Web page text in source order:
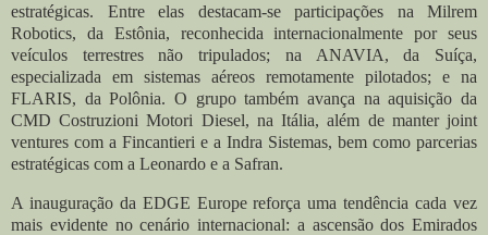
estratégicas. Entre elas destacam-se participações na Milrem
Robotics, da Estônia, reconhecida internacionalmente por seus
veículos terrestres não tripulados; na ANAVIA, da Suíça,
especializada em sistemas aéreos remotamente pilotados; e na
FLARIS, da Polônia. O grupo também avança na aquisição da
CMD Costruzioni Motori Diesel, na Itália, além de manter joint
ventures com a Fincantieri e a Indra Sistemas, bem como parcerias
estratégicas com a Leonardo e a Safran.
A inauguração da EDGE Europe reforça uma tendência cada vez
mais evidente no cenário internacional: a ascensão dos Emirados